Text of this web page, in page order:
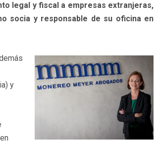
legal y fiscal a empresas extranjeras,
socia y responsable de su oficina en
y